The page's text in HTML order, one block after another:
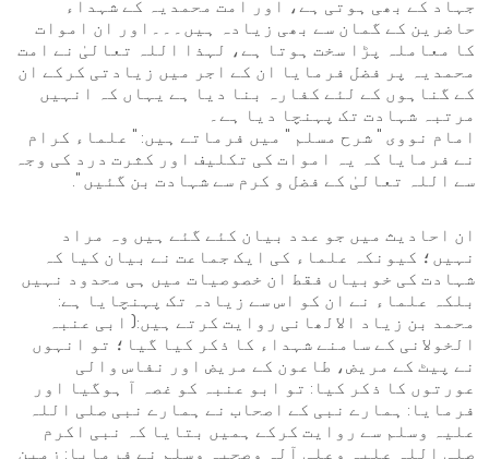
جہاد کے بھی ہوتی ہے، اور امت محمدیہ کے شہداء
حاضرین کے گمان سے بھی زیادہ ہیں۔۔۔اور ان اموات
کا معاملہ پڑا سخت ہوتا ہے، لہذا اللہ تعالیٰ نے امت
محمدیہ پر فضل فرمایا ان کے اجر میں زیادتی کرکے ان
کے گناہوں کے لئے کفارہ بنا دیا ہے یہاں کہ انہیں
مرتبہ شہادت تک پہنچا دیا ہے۔
امام نووی " شرح مسلم " میں فرماتے ہیں: " علماء کرام
نے فرمایا کہ یہ اموات کی تکلیف اور کثرت درد کی وجہ
سے اللہ تعالیٰ کے فضل و کرم سے شہادت بن گئیں ".
ان احادیث میں جو عدد بیان کئے گئے ہیں وہ مراد
نہیں؛ کیونکہ علماء کی ایک جماعت نے بیان کیا کہ
شہادت کی خوبیاں فقط ان خصوصیات میں ہی محدود نہیں
بلکہ علماء نے ان کو اس سے زیادہ تک پہنچایا ہے:
محمد بن زیاد الالھانی روایت کرتے ہیں:( ابی عنبہ
الخولانی کے سامنے شہداء کا ذکر کیا گیا؛ تو انہوں
نے پیٹ کے مریض، طاعون کے مریض اور نفاس والی
عورتوں کا ذکر کیا: تو ابو عنبہ کو غصہ آ ہوگیا اور
فرمایا: ہمارے نبی کے اصحاب نے ہمارے نبی صلی اللہ
علیہ وسلم سے روایت کرکے ہمیں بتایا کہ نبی اکرم
صلی اللہ علیہ وعلی آلہ وصحبہ وسلم نے فرمایا: زمین